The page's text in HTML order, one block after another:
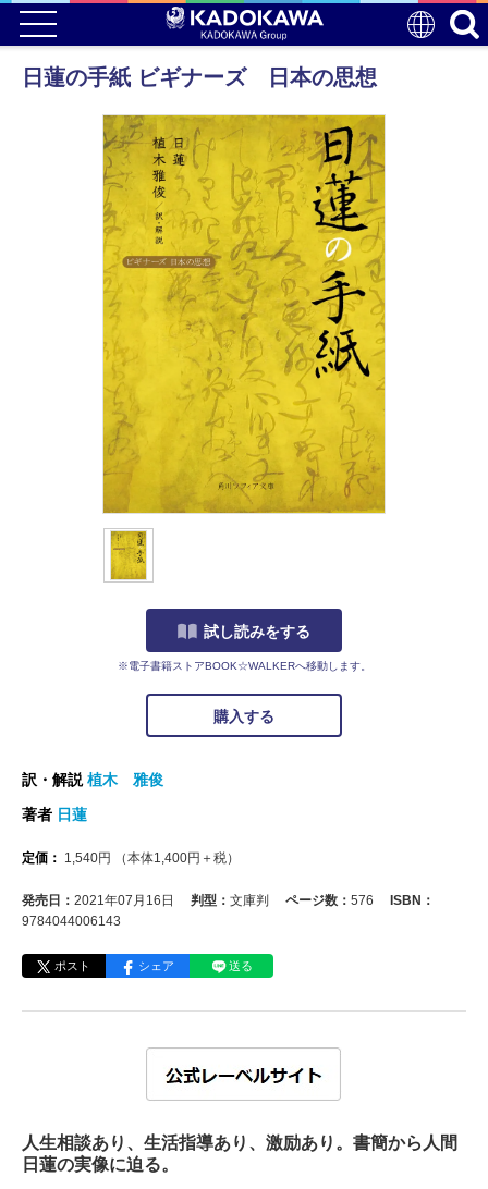
日蓮の手紙 ビギナーズ 日本の思想
試し読みをする
※電子書籍ストアBOOK☆WALKERへ移動します。
購入する
訳・解説 植木 雅俊
著者 日蓮
定価： 1,540円 （本体1,400円＋税）
発売日： 2021年07月16日 判型： 文庫判 ページ数： 576
ISBN：
9784044006143
ポスト シェア 送る
人生相談あり、生活指導あり、激励あり。書簡から人間
日蓮の実像に迫る。